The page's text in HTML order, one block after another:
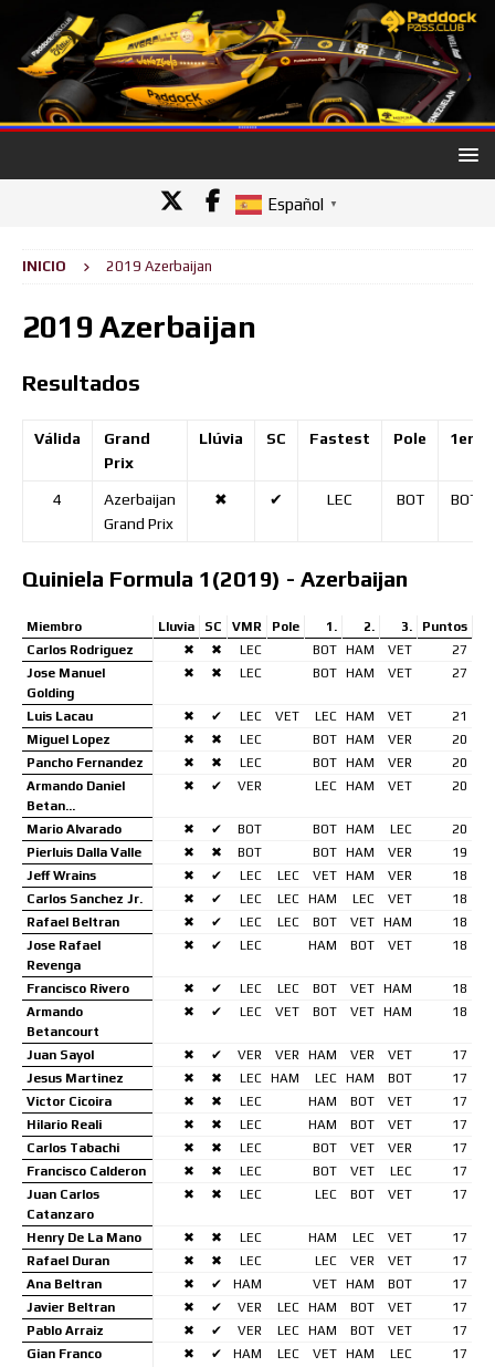
Español ▼
INICIO 2019 Azerbaijan
2019 Azerbaijan
Resultados
Válida
Grand
Prix
Llúvia SC Fastest Pole 1er.
4
Azerbaijan
Grand Prix
✖ ✔ LEC BOT BOT
Quiniela Formula 1(2019) - Azerbaijan
Miembro Lluvia SC VMR Pole 1. 2. 3.
Puntos
Carlos Rodriguez
✖ ✖ LEC BOT HAM VET
27
Jose Manuel
Golding
✖ ✖ LEC BOT HAM VET 27
Luis Lacau ✖ ✔ LEC VET LEC HAM VET
21
Miguel Lopez
✖ ✖ LEC BOT HAM VER
20
Pancho Fernandez
✖ ✖ LEC BOT HAM VER
20
Armando Daniel
Betan…
✖ ✔ VER LEC HAM VET 20
Mario Alvarado ✖ ✔ BOT BOT HAM LEC
20
Pierluis Dalla Valle
✖ ✖ BOT BOT HAM VER
19
Jeff Wrains
✖ ✔ LEC LEC VET HAM VER
18
Carlos Sanchez Jr.
✖ ✔ LEC LEC HAM LEC VET
18
Rafael Beltran
✖ ✔ LEC LEC BOT VET HAM
18
Jose Rafael
Revenga
✖ ✔ LEC HAM BOT VET 18
Francisco Rivero ✖ ✔ LEC LEC BOT VET HAM
18
Armando
Betancourt
✖ ✔ LEC VET BOT VET HAM 18
Juan Sayol ✖ ✔ VER VER HAM VER VET
17
Jesus Martinez
✖ ✖ LEC HAM LEC HAM BOT
17
Victor Cicoira
✖ ✖ LEC HAM BOT VET
17
Hilario Reali
✖ ✖ LEC HAM BOT VET
17
Carlos Tabachi
✖ ✖ LEC BOT VET VER
17
Francisco Calderon
✖ ✖ LEC BOT VET LEC
17
Juan Carlos
Catanzaro
✖ ✖ LEC LEC BOT VET 17
Henry De La Mano ✖ ✖ LEC HAM LEC VET
17
Rafael Duran
✖ ✖ LEC LEC VER VET
17
Ana Beltran
✖ ✔ HAM VET HAM BOT
17
Javier Beltran
✖ ✔ VER LEC HAM BOT VET
17
Pablo Arraiz
✖ ✔ VER LEC HAM BOT VET
17
Gian Franco
✖ ✔ HAM LEC VET HAM LEC 17